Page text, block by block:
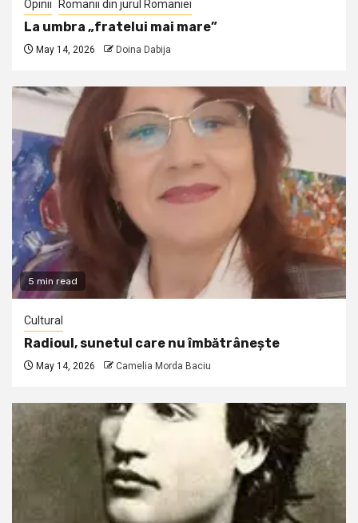
Opinii Romanii din jurul Romaniei
La umbra „fratelui mai mare”
May 14, 2026 Doina Dabija
5 min read
Cultural
Radioul, sunetul care nu îmbătrânește
May 14, 2026 Camelia Morda Baciu